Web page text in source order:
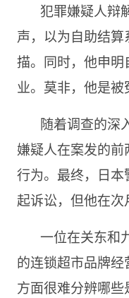
犯罪嫌疑人辩
声，以为自助结
描。同时，他申
业。莫非，他是被
随着调查的深
嫌疑人在案发的
行为。最终，日
起诉讼，但他在次
一位在关东和
的连锁超市品牌
方面很难分辨哪